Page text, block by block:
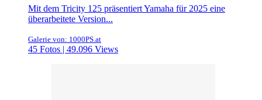
Mit dem Tricity 125 präsentiert Yamaha für 2025 eine
überarbeitete Version...
Galerie von: 1000PS.at
45 Fotos | 49.096 Views